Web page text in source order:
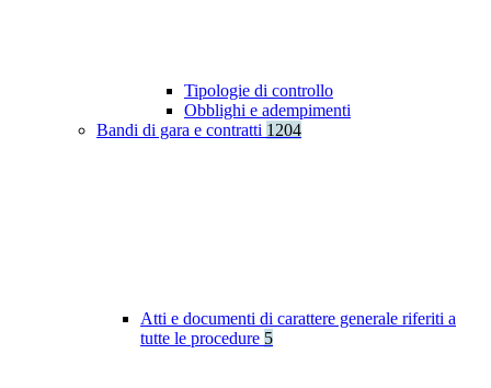
Tipologie di controllo
Obblighi e adempimenti
Bandi di gara e contratti 1204
Atti e documenti di carattere generale riferiti a
tutte le procedure 5